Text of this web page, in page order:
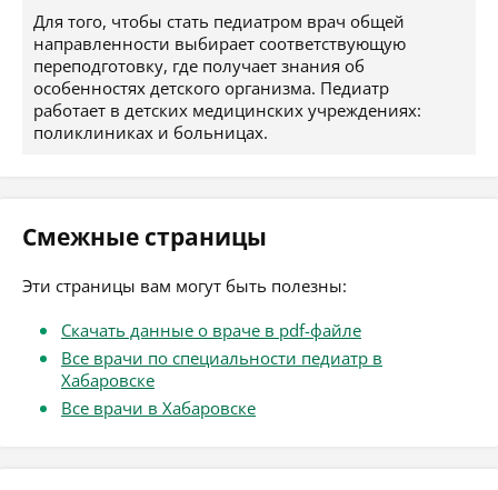
Для того, чтобы стать педиатром врач общей
направленности выбирает соответствующую
переподготовку, где получает знания об
особенностях детского организма. Педиатр
работает в детских медицинских учреждениях:
поликлиниках и больницах.
Смежные страницы
Эти страницы вам могут быть полезны:
Скачать данные о враче в pdf-файле
Все врачи по специальности педиатр в
Хабаровске
Все врачи в Хабаровске